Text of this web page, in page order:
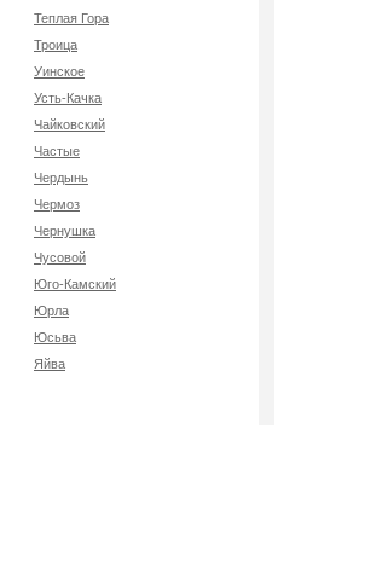
Теплая Гора
Троица
Уинское
Усть-Качка
Чайковский
Частые
Чердынь
Чермоз
Чернушка
Чусовой
Юго-Камский
Юрла
Юсьва
Яйва